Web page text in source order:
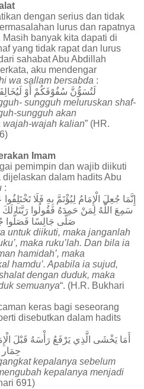
dengan serius dan tidak
lurus dan rapatnya
banyak kita dapati di
yang tidak rapat dan lurus
sahabat Abu Abdillah
aku mendengar
wa sallam bersabda :
لَتُسَوُّنَّ سُفُوْفَكُمْ أَوْ
sungguh meluruskan shaf-
sungguh akan
wajah-wajah kalian” (HR.
Imam
pemimpin dan wajib diikuti
dalam hadits Abu
:
إِنَّمَا جُعِلَ الْإِمَامُ لِيُؤْتَمَّ بِهِ فَلَا تَخْتَلِفُوا
سَمِعَ اللَّهُ لِمَنْ حَمِدَهُ فَقُولُوا رَبَّنَا لَكَ
صَلَّى جَالِسًا فَصَلُّوا
untuk diikuti, maka janganlah
maka ruku’lah. Dan bila ia
hamidah’, maka
hamdu’. Apabila ia sujud,
dengan duduk, maka
semuanya“. (H.R. Bukhari
keras bagi seseorang
disebutkan dalam hadits
أَمَا يَخْشَى الَّذِي يَرْفَعُ رَأْسَهُ قَبْلَ
حِمَار
kepalanya sebelum
kepalanya menjadi
691)